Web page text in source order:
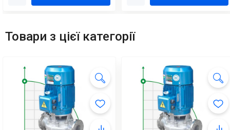
Товари з цієї категорії